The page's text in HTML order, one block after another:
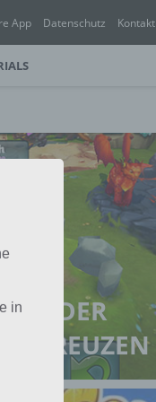
App Datenschutz Kontakt
DER
KREUZEN
in